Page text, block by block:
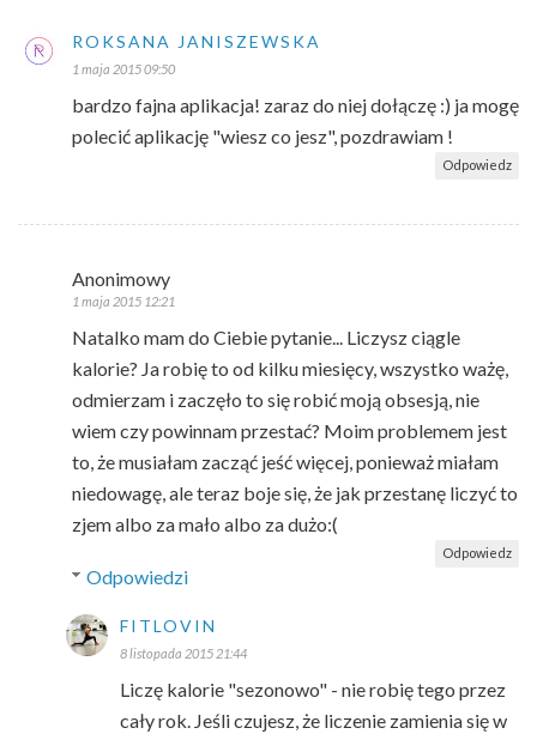
ROKSANA JANISZEWSKA
1 maja 2015 09:50
bardzo fajna aplikacja! zaraz do niej dołączę :) ja mogę
polecić aplikację "wiesz co jesz", pozdrawiam !
Odpowiedz
Anonimowy
1 maja 2015 12:21
Natalko mam do Ciebie pytanie... Liczysz ciągle
kalorie? Ja robię to od kilku miesięcy, wszystko ważę,
odmierzam i zaczęło to się robić moją obsesją, nie
wiem czy powinnam przestać? Moim problemem jest
to, że musiałam zacząć jeść więcej, ponieważ miałam
niedowagę, ale teraz boje się, że jak przestanę liczyć to
zjem albo za mało albo za dużo:(
Odpowiedz
Odpowiedzi
FITLOVIN
8 listopada 2015 21:44
Liczę kalorie "sezonowo" - nie robię tego przez
cały rok. Jeśli czujesz, że liczenie zamienia się w